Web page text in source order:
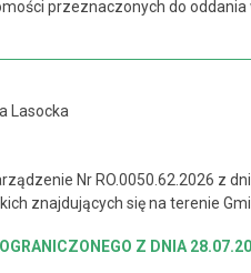
przeznaczonych do
Lasocka
Nr RO.0050.62.2026 z
znajdujących się na terenie
Z DNIA